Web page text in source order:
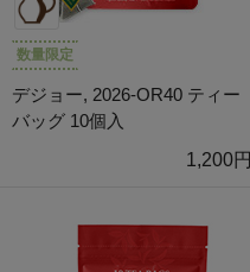
数量限定
デジョー, 2026-OR40 ティー
バッグ 10個入
1,200円